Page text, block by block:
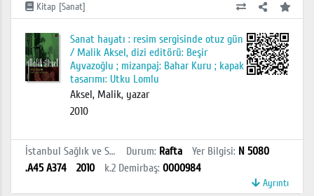
Kitap [Sanat]
Sanat hayatı : resim sergisinde otuz gün
/ Malik Aksel, dizi editörü: Beşir
Ayvazoğlu ; mizanpaj: Bahar Kuru ; kapak
tasarımı: Utku Lomlu
Aksel, Malik, yazar
2010
İstanbul Sağlık ve Sosyal Bilimler MYO Kütüphanesi Durum: Rafta Yer Bilgisi: N 5080
.A45 A374
2010 k.2 Demirbaş: 0000984
Ayrıntı